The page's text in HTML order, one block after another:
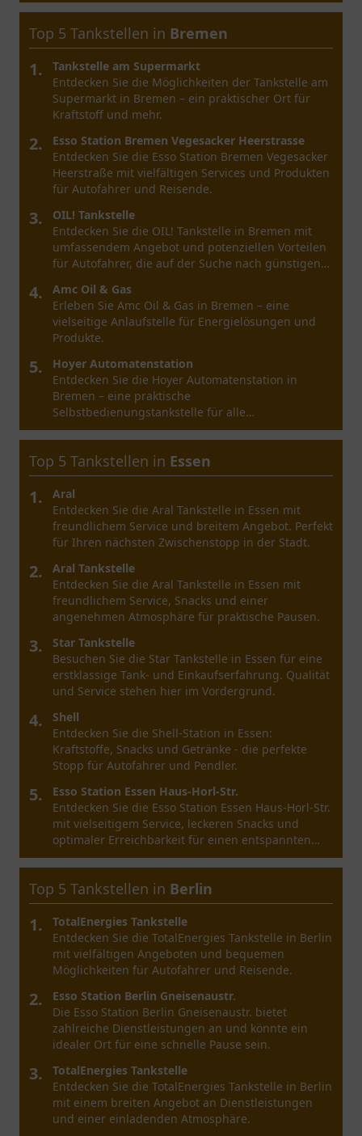
Top 5 Tankstellen in Essen
1.
Aral
Entdecken Sie die Aral Tankstelle in Essen mit
freundlichem Service und breitem Angebot. Perfekt
für Ihren nächsten Zwischenstopp in der Stadt.
2.
Aral Tankstelle
Entdecken Sie die Aral Tankstelle in Essen mit
freundlichem Service, Snacks und einer
angenehmen Atmosphäre für praktische Pausen.
3.
Star Tankstelle
Besuchen Sie die Star Tankstelle in Essen für eine
erstklassige Tank- und Einkaufserfahrung. Qualität
und Service stehen hier im Vordergrund.
4.
Shell
Entdecken Sie die Shell-Station in Essen:
Kraftstoffe, Snacks und Getränke - die perfekte
Stopp für Autofahrer und Pendler.
5.
Esso Station Essen Haus-Horl-Str.
Entdecken Sie die Esso Station Essen Haus-Horl-Str.
mit vielseitigem Service, leckeren Snacks und
optimaler Erreichbarkeit für einen entspannten
Stopp.
Top 5 Tankstellen in Duisburg
1.
Aral LKW / Truck Station
Entdecken Sie die Aral LKW / Truck Station in
Duisburg - ein zentraler Anlaufpunkt für Lkw-
Fahrer mit möglichen Services und
2.
Esso Tankstelle
Entdecken Sie die Esso Tankstelle in Duisburg am
Kreuzacker für Treibstoff und Snacks für Ihre
Reise. Ideal gelegen für Reisende und Anwohner.
3.
Shell
Entdecken Sie die Shell Tankstelle in Duisburg: Ein
möglicher Ort für Kraftstoff, Snacks und eine
angenehme Atmosphäre.
4.
TotalEnergies Tankstelle
TotalEnergies Tankstelle in Duisburg: Ihr zentraler
Ort für Kraftstoffe, Snacks und mehr. Besuchen Sie
uns in der Koloniestraße 141.
5.
Direkttankstelle Tor 3
Entdecken Sie die Direkttankstelle Tor 3 in
Duisburg mit umfassendem Service und idealer
Lage für alle Verkehrsteilnehmer.
Top 5 Tankstellen in Bremen
1.
Tankstelle am Supermarkt
Entdecken Sie die Möglichkeiten der Tankstelle am
Supermarkt in Bremen – ein praktischer Ort für
Kraftstoff und mehr.
2.
Esso Station Bremen Vegesacker Heerstrasse
Entdecken Sie die Esso Station Bremen Vegesacker
Heerstraße mit vielfältigen Services und Produkten
für Autofahrer und Reisende.
3.
OIL! Tankstelle
Entdecken Sie die OIL! Tankstelle in Bremen mit
umfassendem Angebot und potenziellen Vorteilen
für Autofahrer, die auf der Suche nach günstigen